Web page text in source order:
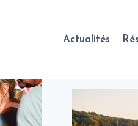
Actualités